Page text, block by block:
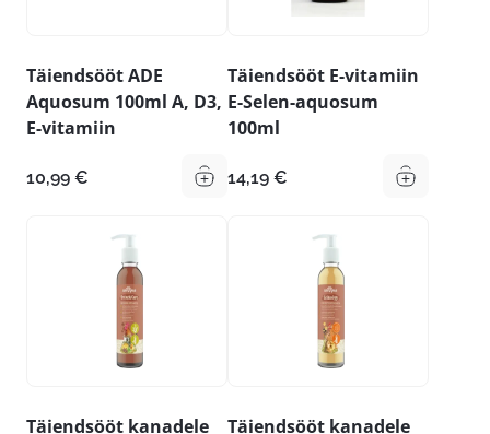
Täiendsööt ADE
Aquosum 100ml A, D3,
E-vitamiin
10,99 €
Täiendsööt E-vitamiin
E-Selen-aquosum
100ml
14,19 €
Täiendsööt kanadele
Täiendsööt kanadele